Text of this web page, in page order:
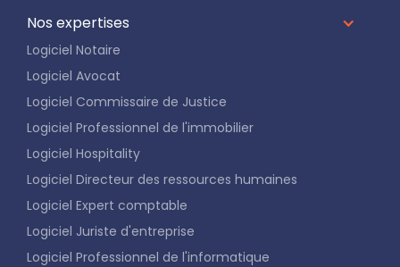
Nos expertises
Logiciel Notaire
Logiciel Avocat
Logiciel Commissaire de Justice
Logiciel Professionnel de l'immobilier
Logiciel Hospitality
Logiciel Directeur des ressources humaines
Logiciel Expert comptable
Logiciel Juriste d'entreprise
Logiciel Professionnel de l'informatique